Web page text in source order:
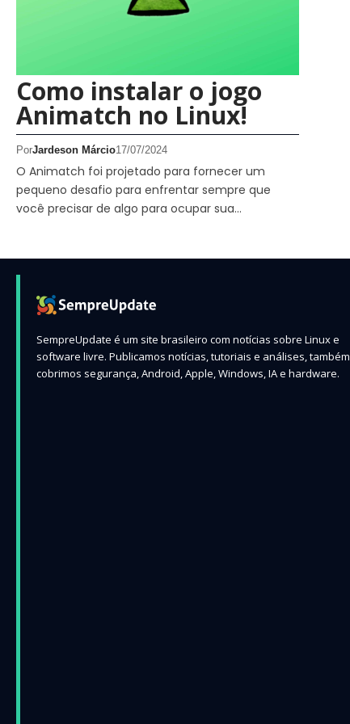
Como instalar o jogo
Animatch no Linux!
PorJardeson Márcio17/07/2024
O Animatch foi projetado para fornecer um
pequeno desafio para enfrentar sempre que
você precisar de algo para ocupar sua…
SempreUpdate é um site brasileiro com notícias sobre Linux e
software livre. Publicamos notícias, tutoriais e análises, também
cobrimos segurança, Android, Apple, Windows, IA e hardware.